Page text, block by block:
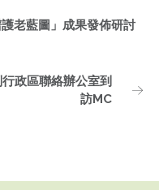
護老藍圖」成果發佈研討
政區聯絡辦公室到
訪MC